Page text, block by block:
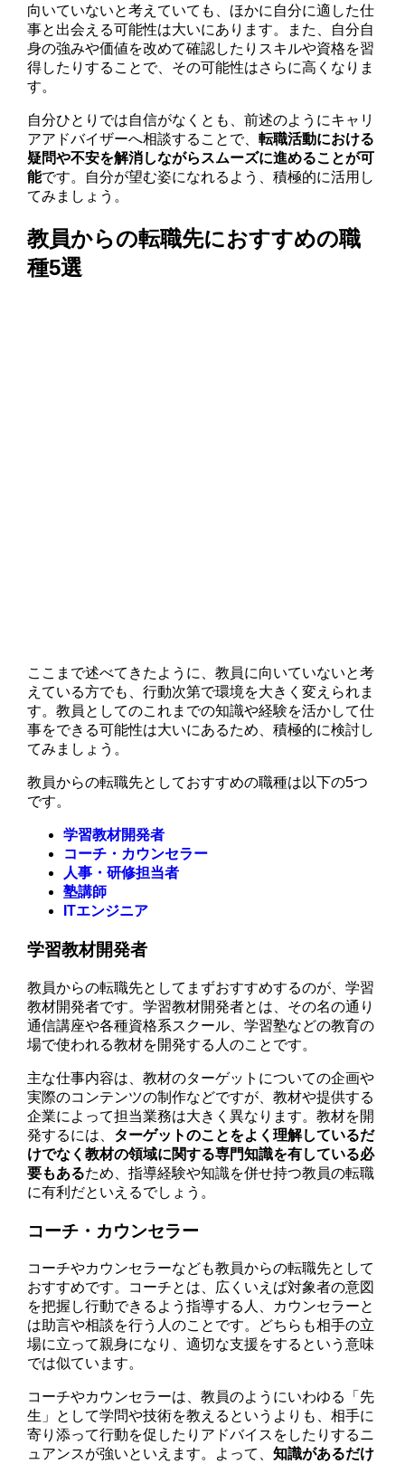
向いていないと考えていても、ほかに自分に適した仕
事と出会える可能性は大いにあります。また、自分自
身の強みや価値を改めて確認したりスキルや資格を習
得したりすることで、その可能性はさらに高くなりま
す。
自分ひとりでは自信がなくとも、前述のようにキャリ
アアドバイザーへ相談することで、転職活動における
疑問や不安を解消しながらスムーズに進めることが可
能です。自分が望む姿になれるよう、積極的に活用し
てみましょう。
教員からの転職先におすすめの職
種5選
ここまで述べてきたように、教員に向いていないと考
えている方でも、行動次第で環境を大きく変えられま
す。教員としてのこれまでの知識や経験を活かして仕
事をできる可能性は大いにあるため、積極的に検討し
てみましょう。
教員からの転職先としておすすめの職種は以下の5つ
です。
学習教材開発者
コーチ・カウンセラー
人事・研修担当者
塾講師
ITエンジニア
学習教材開発者
教員からの転職先としてまずおすすめするのが、学習
教材開発者です。学習教材開発者とは、その名の通り
通信講座や各種資格系スクール、学習塾などの教育の
場で使われる教材を開発する人のことです。
主な仕事内容は、教材のターゲットについての企画や
実際のコンテンツの制作などですが、教材や提供する
企業によって担当業務は大きく異なります。教材を開
発するには、 ターゲットのことをよく理解しているだ
けでなく教材の領域に関する専門知識を有している必
要もあるため、指導経験や知識を併せ持つ教員の転職
に有利だといえるでしょう。
コーチ・カウンセラー
コーチやカウンセラーなども教員からの転職先として
おすすめです。コーチとは、広くいえば対象者の意図
を把握し行動できるよう指導する人、カウンセラーと
は助言や相談を行う人のことです。どちらも相手の立
場に立って親身になり、適切な支援をするという意味
では似ています。
コーチやカウンセラーは、教員のようにいわゆる「先
生」として学問や技術を教えるというよりも、相手に
寄り添って行動を促したりアドバイスをしたりするニ
ュアンスが強いといえます。よって、知識があるだけ